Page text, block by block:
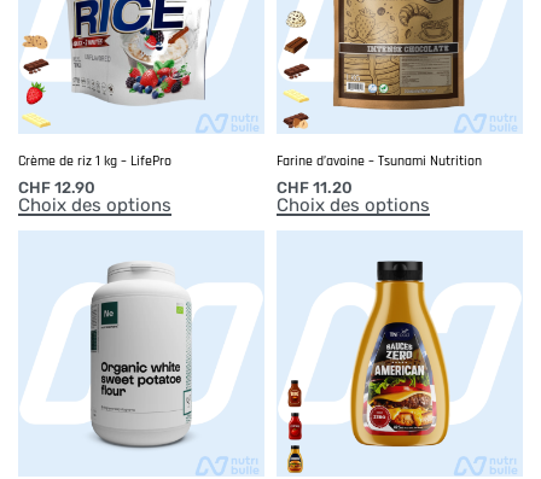
Crème de riz 1 kg – LifePro
CHF 12.90
Choix des options
Farine d’avoine – Tsunami Nutrition
CHF 11.20
Choix des options